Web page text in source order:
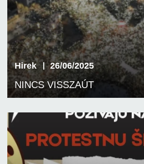
Hirek 26/06/2025
NINCS VISSZAÚT